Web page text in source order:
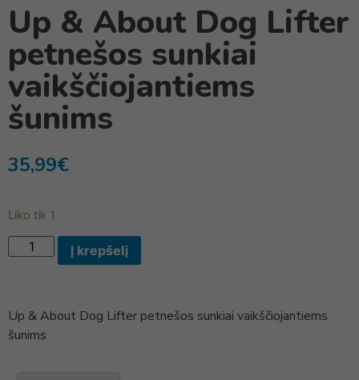
Up & About Dog Lifter
petnešos sunkiai
vaikščiojantiems
šunims
35,99€
Liko tik 1
Į krepšelį
Up & About Dog Lifter petnešos sunkiai vaikščiojantiems
šunims